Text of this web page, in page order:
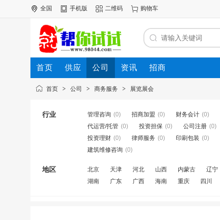
全国 手机版 二维码 购物车
首页 供应 公司 资讯 招商
首页 > 公司 > 商务服务 > 展览展会
行业 管理咨询 (0) 招商加盟 (0) 财务会计 (0)
代运营/托管 (0) 投资担保 (0) 公司注册 (0)
投资理财 (0) 律师服务 (0) 印刷包装 (0)
建筑维修咨询 (0)
地区 北京 天津 河北 山西 内蒙古
辽宁
湖南
广东 广西 海南 重庆 四川